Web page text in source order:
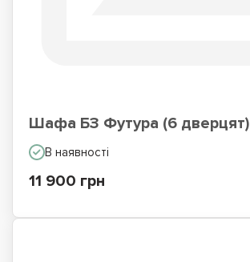
Шафа БЗ Футура (6 дверцят)
В наявності
11 900 грн